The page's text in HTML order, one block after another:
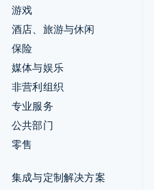
游戏
酒店、旅游与休闲
保险
媒体与娱乐
非营利组织
专业服务
公共部门
零售
集成与定制解决方案